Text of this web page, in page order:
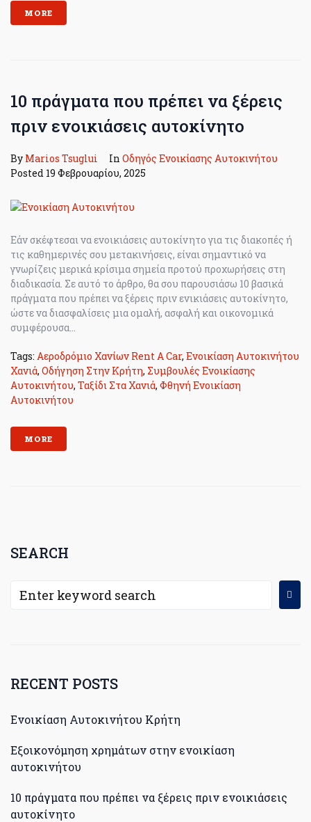
MORE
10 πράγματα που πρέπει να ξέρεις
πριν ενοικιάσεις αυτοκίνητο
By Marios Tsuglui In Οδηγός Ενοικίασης Αυτοκινήτου
Posted 19 Φεβρουαρίου, 2025
Εάν σκέφτεσαι να ενοικιάσεις αυτοκίνητο για τις διακοπές ή
τις καθημερινές σου μετακινήσεις, είναι σημαντικό να
γνωρίζεις μερικά κρίσιμα σημεία προτού προχωρήσεις στη
διαδικασία. Σε αυτό το άρθρο, θα σου παρουσιάσω 10 βασικά
πράγματα που πρέπει να ξέρεις πριν ενικιάσεις αυτοκίνητο,
ώστε να διασφαλίσεις μια ομαλή, ασφαλή και οικονομικά
συμφέρουσα...
Tags: Αεροδρόμιο Χανίων Rent A Car, Ενοικίαση Αυτοκινήτου
Χανιά, Οδήγηση Στην Κρήτη, Συμβουλές Ενοικίασης
Αυτοκινήτου, Ταξίδι Στα Χανιά, Φθηνή Ενοικίαση
Αυτοκινήτου
MORE
SEARCH
RECENT POSTS
Ενοικίαση Αυτοκινήτου Κρήτη
Εξοικονόμηση χρημάτων στην ενοικίαση
αυτοκινήτου
10 πράγματα που πρέπει να ξέρεις πριν ενοικιάσεις
αυτοκίνητο